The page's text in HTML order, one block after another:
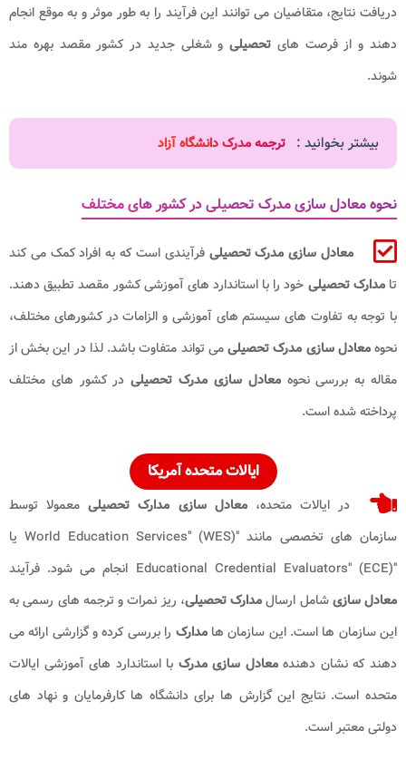
دریافت نتایج، متقاضیان می‌ توانند این فرآیند را به ‌طور موثر و به موقع انجام
دهند و از فرصت‌ های تحصیلی و شغلی جدید در کشور مقصد بهره ‌مند
شوند.
بیشتر بخوانید : ترجمه مدرک دانشگاه آزاد
نحوه معادل سازی مدرک تحصیلی در کشور های مختلف
معادل ‌سازی مدرک تحصیلیفرآیندی است که به افراد کمک می‌ کند
تامدارک تحصیلی خود را با استاندارد های آموزشی کشور مقصد تطبیق دهند.
با توجه به تفاوت ‌های سیستم‌ های آموزشی و الزامات در کشورهای مختلف،
نحوهمعادل‌ سازی مدرک تحصیلیمی‌ تواند متفاوت باشد. لذا در این بخش از
مقاله به بررسی نحوه معادل ‌سازی مدرک تحصیلیدر کشور های مختلف
پرداخته شده است.
ایالات متحده آمریکا
در ایالات متحده،معادل ‌سازی مدارک تحصیلی معمولا توسط
سازمان‌ های تخصصی مانند "World Education Services" (WES) یا
"Educational Credential Evaluators" (ECE) انجام می‌ شود. فرآیند
معادل‌ سازیشامل ارسالمدارک تحصیلی، ریز نمرات و ترجمه ‌های رسمی به
این سازمان‌ ها است. این سازمان‌ هامدارک را بررسی کرده و گزارشی ارائه می
‌دهند که نشان‌ دهندهمعادل‌ سازی مدرک با استاندارد های آموزشی ایالات
متحده است. نتایج این گزارش‌ ها برای دانشگاه ‌ها کارفرمایان و نهاد های
دولتی معتبر است.